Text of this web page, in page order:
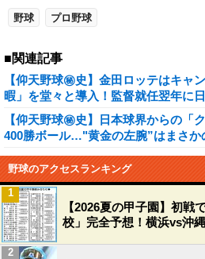
野球 プロ野球
■関連記事
【仰天野球㊙史】金田ロッテはキャ
暇」を堂々と導入！監督就任翌年に
【仰天野球㊙史】日本球界からの「
400勝ボール…"黄金の左腕”はまさか
野球のアクセスランキング
【2026夏の甲子園】初戦
校」完全予想！横浜vs沖
1
2